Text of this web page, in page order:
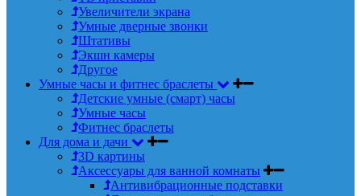
Увеличители экрана
Умные дверные звонки
Штативы
Экшн камеры
Другое
Умные часы и фитнес браслеты
Детские умные (смарт) часы
Умные часы
Фитнес браслеты
Для дома и дачи
3D картины
Аксессуары для ванной комнаты
Антивибрационные подставки